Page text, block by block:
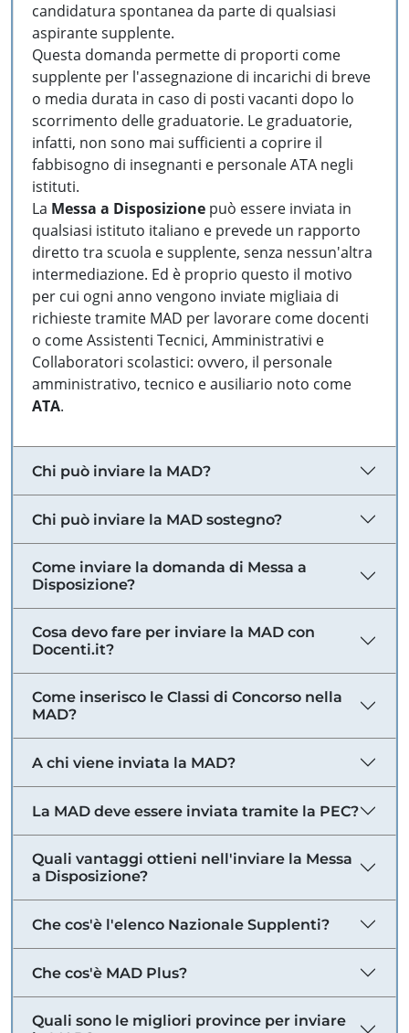
candidatura spontanea da parte di qualsiasi
aspirante supplente.
Questa domanda permette di proporti come
supplente per l'assegnazione di incarichi di breve
o media durata in caso di posti vacanti dopo lo
scorrimento delle graduatorie. Le graduatorie,
infatti, non sono mai sufficienti a coprire il
fabbisogno di insegnanti e personale ATA negli
istituti.
La Messa a Disposizione può essere inviata in
qualsiasi istituto italiano e prevede un rapporto
diretto tra scuola e supplente, senza nessun'altra
intermediazione. Ed è proprio questo il motivo
per cui ogni anno vengono inviate migliaia di
richieste tramite MAD per lavorare come docenti
o come Assistenti Tecnici, Amministrativi e
Collaboratori scolastici: ovvero, il personale
amministrativo, tecnico e ausiliario noto come
ATA.
Chi può inviare la MAD?
Chi può inviare la MAD sostegno?
Come inviare la domanda di Messa a
Disposizione?
Cosa devo fare per inviare la MAD con
Docenti.it?
Come inserisco le Classi di Concorso nella
MAD?
A chi viene inviata la MAD?
La MAD deve essere inviata tramite la PEC?
Quali vantaggi ottieni nell'inviare la Messa
a Disposizione?
Che cos'è l'elenco Nazionale Supplenti?
Che cos'è MAD Plus?
Quali sono le migliori province per inviare